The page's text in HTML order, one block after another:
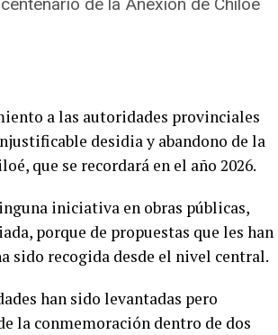
a las autoridades provinciales
desidia y abandono de la
que se recordará en el año 2026.
iniciativa en obras públicas,
porque de propuestas que les han
sido recogida desde el nivel central.
han sido levantadas pero
la conmemoración dentro de dos